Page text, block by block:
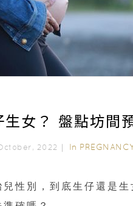
生女？ 盤點坊間
2022｜ In
性別，到底生仔還是